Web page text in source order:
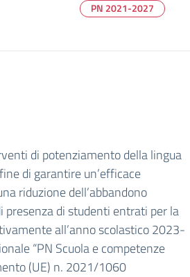
PN 2021-2027
di potenziamento della lingua
di garantire un’efficace
riduzione dell’abbandono
presenza di studenti entrati per la
all’anno scolastico 2023-
“PN Scuola e competenze
(UE) n. 2021/1060